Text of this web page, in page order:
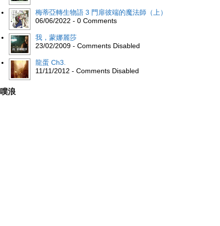
梅蒂亞轉生物語 3 門扉彼端的魔法師（上）
06/06/2022 - 0 Comments
我，蒙娜麗莎
23/02/2009 - Comments Disabled
龍蛋 Ch3.
11/11/2012 - Comments Disabled
噗浪